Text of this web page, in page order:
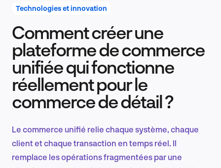
Recherche et conception produit
Tendances sectorielles
Technologies et innovation
Comment créer une
plateforme de commerce
unifiée qui fonctionne
réellement pour le
commerce de détail ?
Le commerce unifié relie chaque système, chaque
client et chaque transaction en temps réel. Il
remplace les opérations fragmentées par une